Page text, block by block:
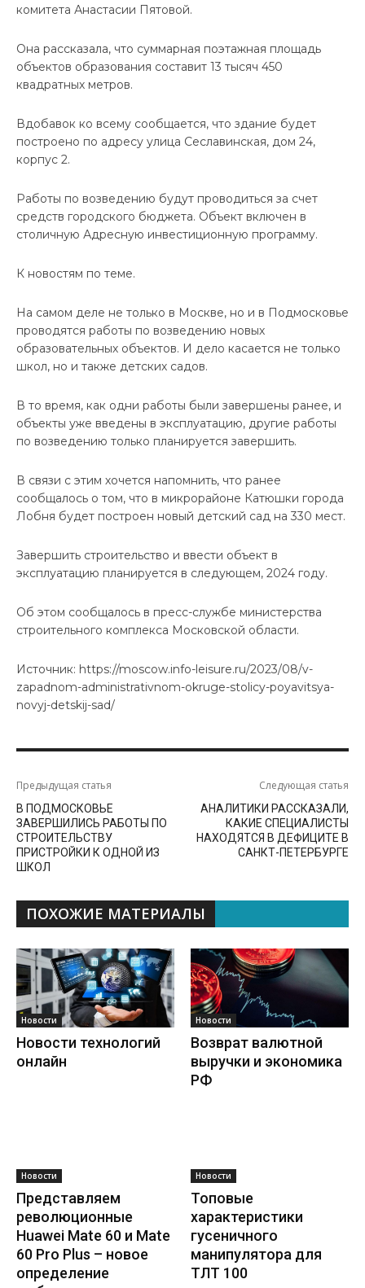
комитета Анастасии Пятовой.
Она рассказала, что суммарная поэтажная площадь
объектов образования составит 13 тысяч 450
квадратных метров.
Вдобавок ко всему сообщается, что здание будет
построено по адресу улица Сеславинская, дом 24,
корпус 2.
Работы по возведению будут проводиться за счет
средств городского бюджета. Объект включен в
столичную Адресную инвестиционную программу.
К новостям по теме.
На самом деле не только в Москве, но и в Подмосковье
проводятся работы по возведению новых
образовательных объектов. И дело касается не только
школ, но и также детских садов.
В то время, как одни работы были завершены ранее, и
объекты уже введены в эксплуатацию, другие работы
по возведению только планируется завершить.
В связи с этим хочется напомнить, что ранее
сообщалось о том, что в микрорайоне Катюшки города
Лобня будет построен новый детский сад на 330 мест.
Завершить строительство и ввести объект в
эксплуатацию планируется в следующем, 2024 году.
Об этом сообщалось в пресс-службе министерства
строительного комплекса Московской области.
Источник: https://moscow.info-leisure.ru/2023/08/v-
zapadnom-administrativnom-okruge-stolicy-poyavitsya-
novyj-detskij-sad/
Предыдущая статья
В ПОДМОСКОВЬЕ
ЗАВЕРШИЛИСЬ РАБОТЫ ПО
СТРОИТЕЛЬСТВУ
ПРИСТРОЙКИ К ОДНОЙ ИЗ
ШКОЛ
Следующая статья
АНАЛИТИКИ РАССКАЗАЛИ,
КАКИЕ СПЕЦИАЛИСТЫ
НАХОДЯТСЯ В ДЕФИЦИТЕ В
САНКТ-ПЕТЕРБУРГЕ
ПОХОЖИЕ МАТЕРИАЛЫ
Новости
Новости технологий
онлайн
Новости
Возврат валютной
выручки и экономика
РФ
Новости
Представляем
революционные
Huawei Mate 60 и Mate
60 Pro Plus – новое
определение
Новости
Топовые
характеристики
гусеничного
манипулятора для
ТЛТ 100